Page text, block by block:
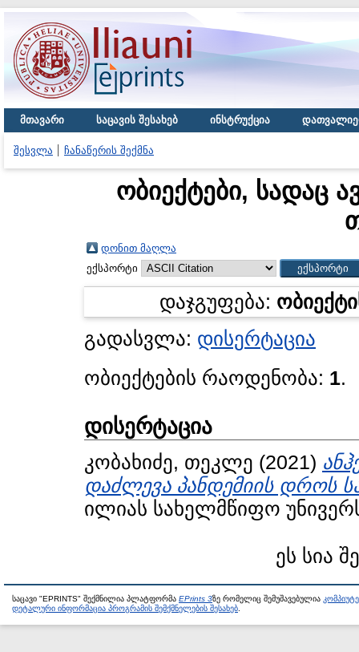
მთავარი საცავის შესახებ ინსტრუქცია
შესვლა ჩანაწერის შექმნა
ობიექტები, სადაც
დონით მაღლა
ექსპორტი
დაჯგუფება:
გადასვლა: დისერტაცია
ობიექტების რაოდენობა: 1.
დისერტაცია
კობახიძე, თეკლე (2021)
დაძლევა პანდემიის დროს
ილიას სახელმწიფო
ეს სია
საცავი "EPRINTS" შექმნილია პლატფორმა EPrints 3ზე რომელიც შემუშავებულია
დეტალური ინფორმაცია პროგრამის შემქმნელების შესახებ